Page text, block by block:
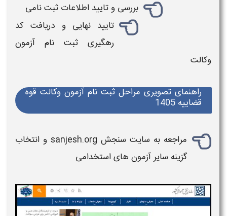
بررسی و تایید اطلاعات ثبت نامی
تایید نهایی و دریافت کد
رهگیری ثبت نام آزمون
وکالت
راهنمای تصویری مراحل ثبت نام آزمون وکالت قوه
قضاییه 1405
مراجعه به سایت سنجش sanjesh.org و انتخاب
گزینه سایر آزمون های استخدامی